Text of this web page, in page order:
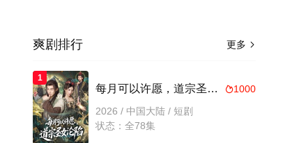
更多 
爽剧排行
1
1000
每月可以许愿，道宗圣女沦陷
2026 / 中国大陆 / 短剧
状态：全78集